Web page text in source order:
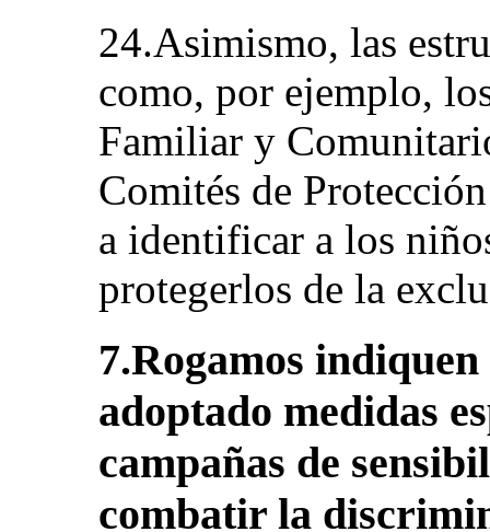
24.Asimismo, las
como, por ejemplo,
Familiar y
Comités de
a identificar a los
protegerlos de la
7.Rogamos
adoptado medidas
campañas de
combatir la